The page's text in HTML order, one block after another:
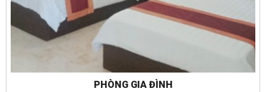
PHÒNG GIA ĐÌNH